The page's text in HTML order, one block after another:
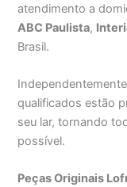
atendimento a
ABC Paulista,
Brasil.
qualificados estão
seu lar, tornando
possível.
Peças Originais